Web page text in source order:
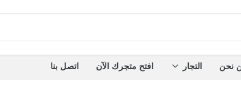
نحن التجار افتح متجرك الآن اتصل بنا